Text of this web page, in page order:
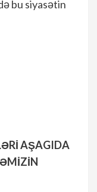
bu siyasətin
AŞAGIDA